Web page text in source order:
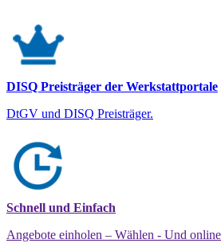
DISQ Preisträger der Werkstattportale
DtGV und DISQ Preisträger.
Schnell und Einfach
Angebote einholen – Wählen - Und